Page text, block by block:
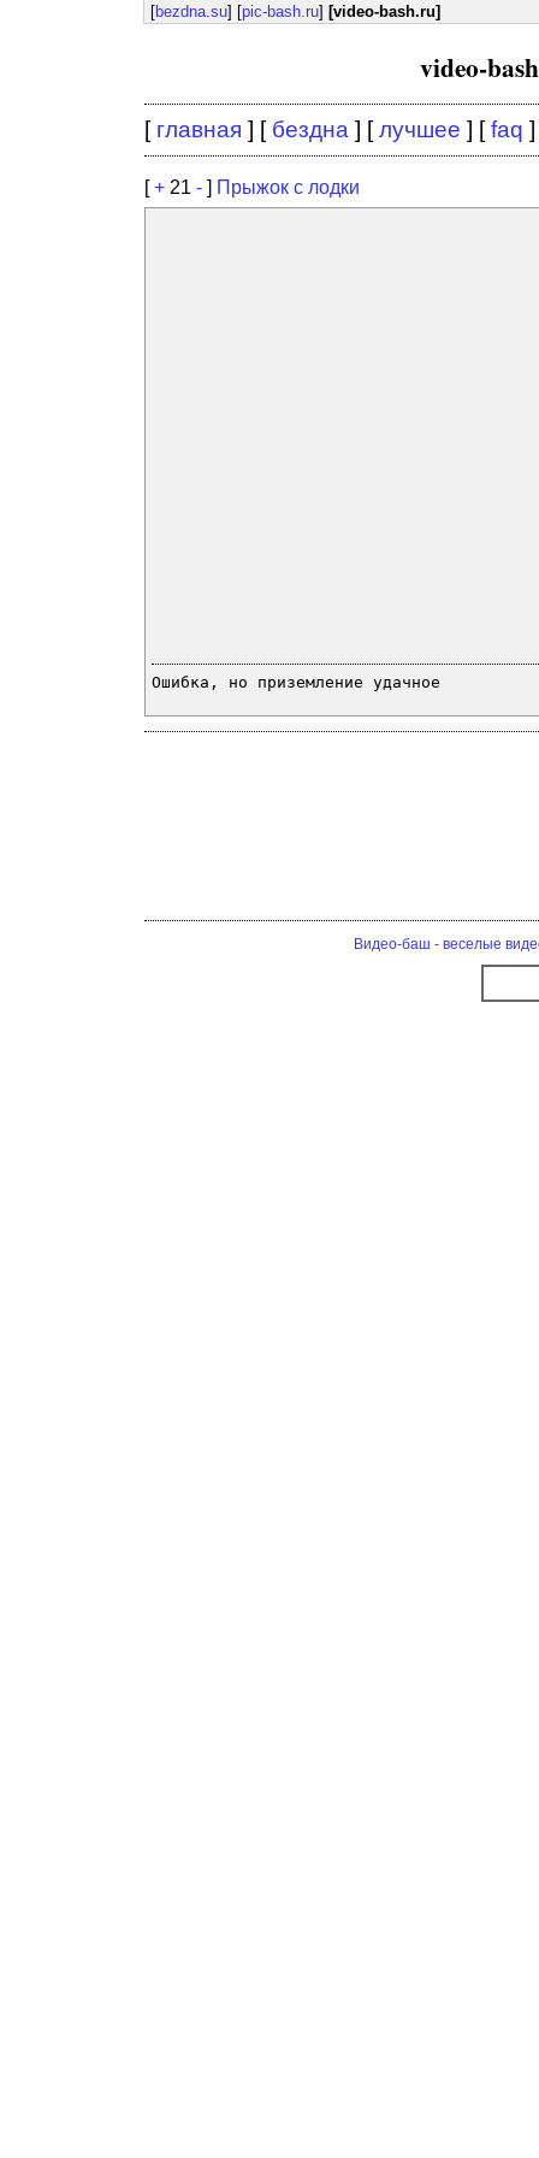
[bezdna.su] [pic-bash.ru] [video-bash.ru]
video-
[ главная ] [ бездна ] [лучшее ] [faq ]
[+ 21 - ] Прыжок с лодки
Ошибка, но приземление удачное
Видео-баш - веселые